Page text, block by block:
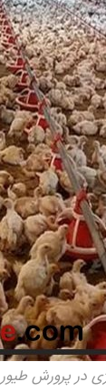
در پرورش طیور